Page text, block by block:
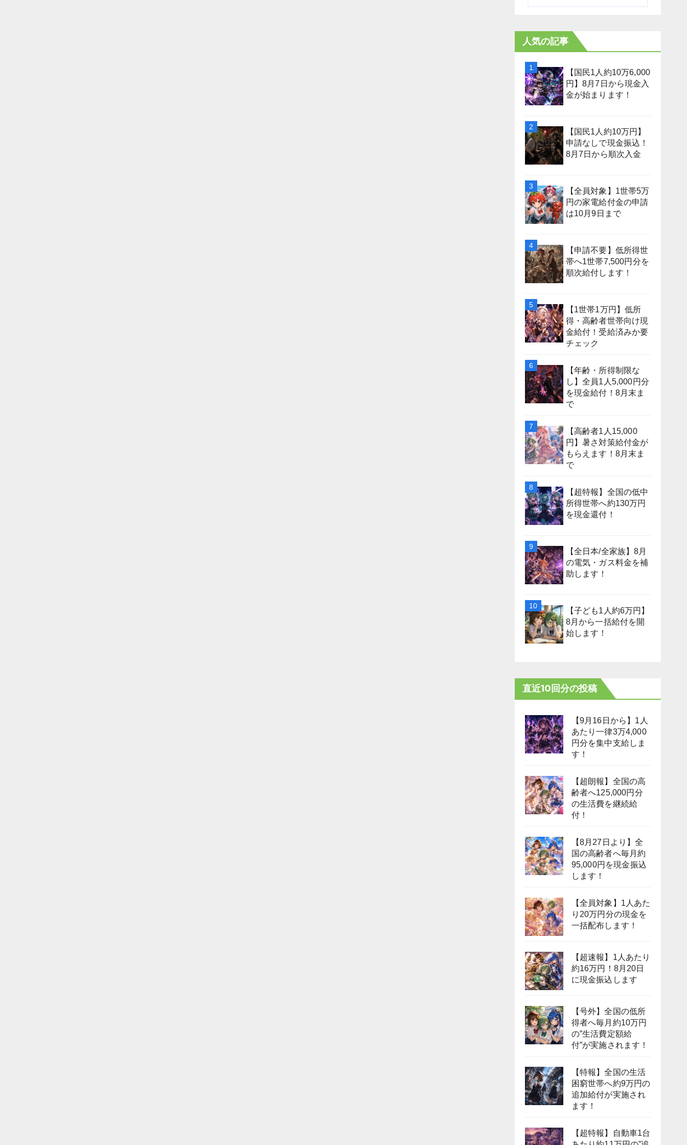
人気の記事
【国民1人約10万6,000
円】8月7日から現金入
金が始まります！
【国民1人約10万円】
申請なしで現金振込！
8月7日から順次入金
【全員対象】1世帯5万
円の家電給付金の申請
は10月9日まで
【申請不要】低所得世
帯へ1世帯7,500円分を
順次給付します！
【1世帯1万円】低所
得・高齢者世帯向け現
金給付！受給済みか要
チェック
【年齢・所得制限な
し】全員1人5,000円分
を現金給付！8月末ま
で
【高齢者1人15,000
円】暑さ対策給付金が
もらえます！8月末ま
で
【超特報】全国の低中
所得世帯へ約130万円
を現金還付！
【全日本/全家族】8月
の電気・ガス料金を補
助します！
【子ども1人約6万円】
8月から一括給付を開
始します！
直近10回分の投稿
【9月16日から】1人
あたり一律3万4,000
円分を集中支給しま
す！
【超朗報】全国の高
齢者へ125,000円分
の生活費を継続給
付！
【8月27日より】全
国の高齢者へ毎月約
95,000円を現金振込
します！
【全員対象】1人あた
り20万円分の現金を
一括配布します！
【超速報】1人あたり
約16万円！8月20日
に現金振込します
【号外】全国の低所
得者へ毎月約10万円
の”生活費定額給
付”が実施されます！
【特報】全国の生活
困窮世帯へ約9万円の
追加給付が実施され
ます！
【超特報】自動車1台